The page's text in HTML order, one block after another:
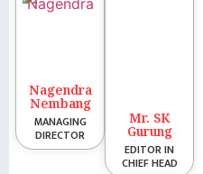
Nagendra
Nembang
MANAGING
DIRECTOR
Mr. SK
Gurung
EDITOR IN
CHIEF HEAD